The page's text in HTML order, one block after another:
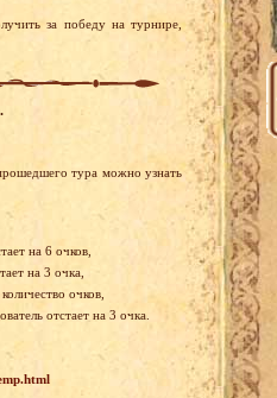
за победу на турнире,
тура можно узнать
на 6 очков,
на 3 очка,
очков,
отстает на 3 очка.